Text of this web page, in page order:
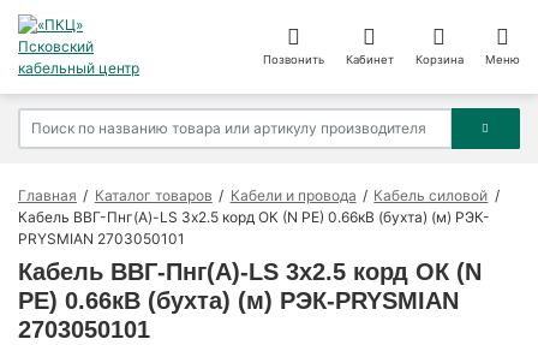
Позвонить Кабинет Корзина Меню
Главная Каталог товаров Кабели и провода
Кабель силовой
Кабель ВВГ-Пнг(А)-LS 3х2.5 корд ОК (N PE) 0.66кВ (бухта) (м) РЭК-
PRYSMIAN 2703050101
Кабель ВВГ-Пнг(А)-LS 3х2.5 корд ОК (N
PE) 0.66кВ (бухта) (м) РЭК-PRYSMIAN
2703050101